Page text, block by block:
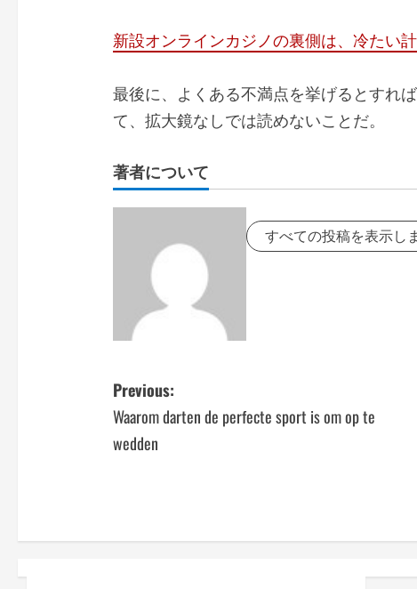
新設オンラインカジノの裏側は、冷たい
最後に、よくある不満点を挙げるとすれ
て、拡大鏡なしでは読めないことだ。
著者について
すべての投稿を表示し
P
o
n
Previous:
Waarom darten de perfecte sport is om op te
wedden